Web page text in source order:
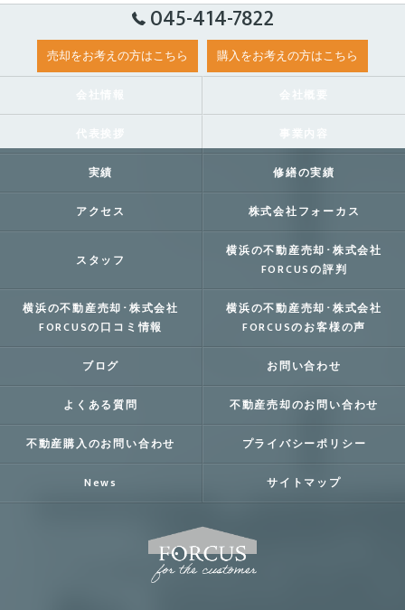
045-414-7822
売却をお考えの方はこちら 購入をお考えの方はこちら
実績 修繕の実績
アクセス 株式会社フォーカス
スタッフ
横浜の不動産売却･株式会社
FORCUSの評判
横浜の不動産売却･株式会社
FORCUSの口コミ情報
横浜の不動産売却･株式会社
FORCUSのお客様の声
ブログ お問い合わせ
よくある質問 不動産売却のお問い合わせ
不動産購入のお問い合わせ プライバシーポリシー
News サイトマップ